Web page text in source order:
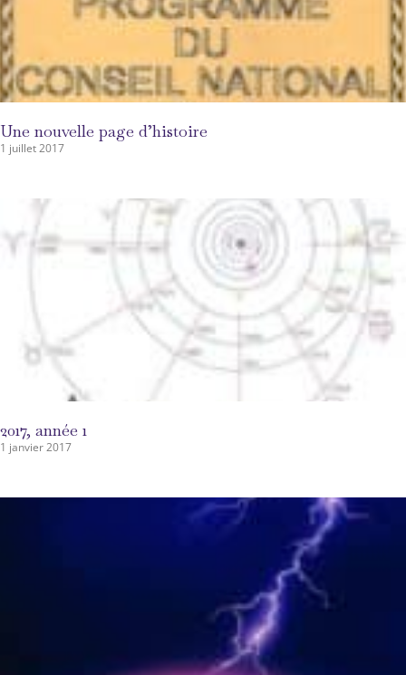
Une nouvelle page d’histoire
1 juillet 2017
2017, année 1
1 janvier 2017